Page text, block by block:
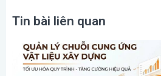
Tin bài liên quan